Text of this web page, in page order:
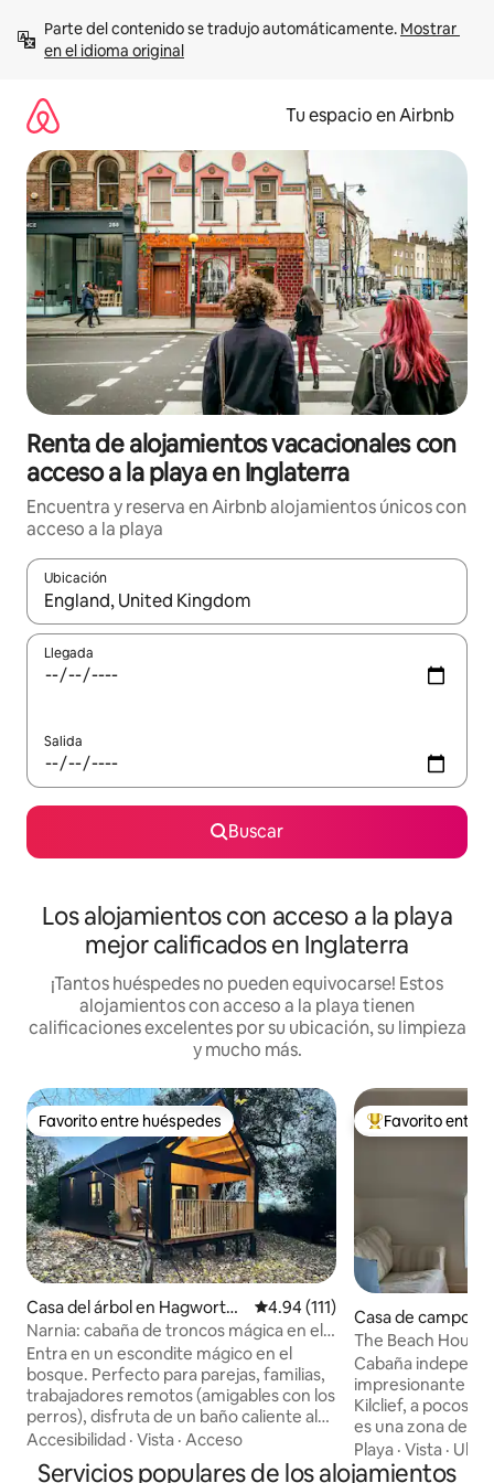
contenido
Parte del contenido se tradujo automáticamente. Mostrar
en el idioma original
Tu espacio en Airbnb
Renta de alojamientos vacacionales con
acceso a la playa en Inglaterra
Encuentra y reserva en Airbnb alojamientos únicos con
acceso a la playa
Ubicación
Cuando los resultados estén disponibles, podrás navegar
Llegada
Salida
Buscar
Los alojamientos con acceso a la playa
mejor calificados en Inglaterra
¡Tantos huéspedes no pueden equivocarse! Estos
alojamientos con acceso a la playa tienen
calificaciones excelentes por su ubicación, su limpieza
y mucho más.
Favorito entre huéspedes
Favorito entre huéspedes
Casa del árbol en Hagworthi
ngham
Calificación promedio: 4.94 de
4.94 (111)
Narnia: cabaña de troncos mágica en el
bosque con bañera de hidromasaje
Entra en un escondite mágico en el
bosque. Perfecto para parejas, familias,
trabajadores remotos (amigables con los
perros), disfruta de un baño caliente al
aire libre, bosque privado y una casa del
la chimenea, cocina en la cocina
Accesibilidad · Vista · Acceso
De los mejores
Favorito entre
Casa de campo
The Beach
Cabaña
impresionante
Kilclief, a pocos
es una zona de
natural cerca de
deportes
Playa ·Vista ·
Servicios populares de los alojamientos